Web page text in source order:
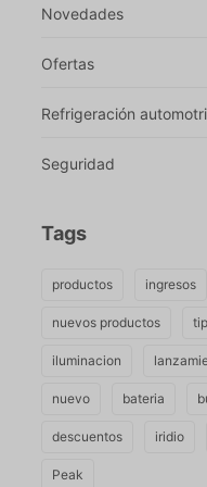
Novedades
Ofertas
Refrigeración
Seguridad
Tags
productos ingresos
nuevos productos
iluminacion
nuevo bateria
descuentos iridio
Peak